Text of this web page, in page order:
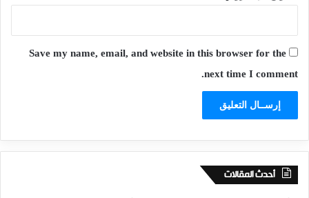
Save my name, email, and website in this browser for the
next time I comment.
أحدث المقالات